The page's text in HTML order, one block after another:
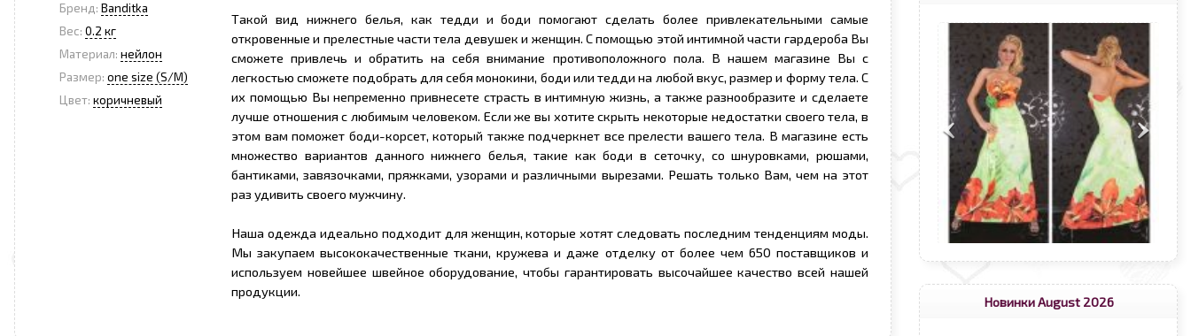
Бренд: Banditka
Вес: 0.2 кг
Материал: нейлон
Размер: one size (S/M)
Цвет: коричневый
Такой вид нижнего белья, как тедди и боди помогают сделать более привлекательными самые
откровенные и прелестные части тела девушек и женщин. С помощью этой интимной части гардероба Вы
сможете привлечь и обратить на себя внимание противоположного пола. В нашем магазине Вы с
легкостью сможете подобрать для себя монокини, боди или тедди на любой вкус, размер и форму тела. С
их помощью Вы непременно привнесете страсть в интимную жизнь, а также разнообразите и сделаете
лучше отношения с любимым человеком. Если же вы хотите скрыть некоторые недостатки своего тела, в
этом вам поможет боди-корсет, который также подчеркнет все прелести вашего тела. В магазине есть
множество вариантов данного нижнего белья, такие как боди в сеточку, со шнуровками, рюшами,
бантиками, завязочками, пряжками, узорами и различными вырезами. Решать только Вам, чем на этот
раз удивить своего мужчину.
Наша одежда идеально подходит для женщин, которые хотят следовать последним тенденциям моды.
Мы закупаем высококачественные ткани, кружева и даже отделку от более чем 650 поставщиков и
используем новейшее швейное оборудование, чтобы гарантировать высочайшее качество всей нашей
продукции.
< >
Новинки August 2026